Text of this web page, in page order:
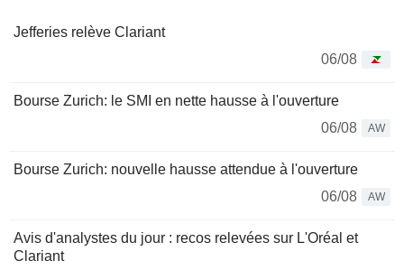
Jefferies relève Clariant
06/08
Bourse Zurich: le SMI en nette hausse à l'ouverture
06/08
AW
Bourse Zurich: nouvelle hausse attendue à l'ouverture
06/08
AW
Avis d'analystes du jour : recos relevées sur L'Oréal et
Clariant